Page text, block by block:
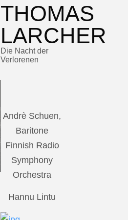
THOMAS
LARCHER
Die Nacht der
Verlorenen
Andrè Schuen,
Baritone
Finnish Radio
Symphony
Orchestra
Hannu Lintu